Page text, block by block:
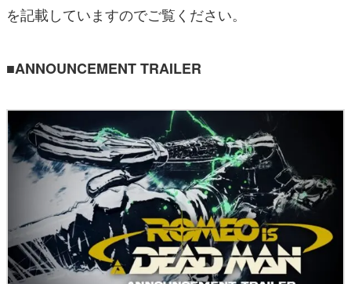
を記載していますのでご覧ください。
■ANNOUNCEMENT TRAILER